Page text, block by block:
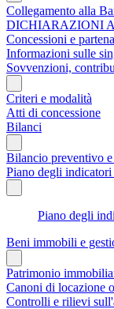
Collegamento alla
DICHIARAZIONI
Concessioni e
Informazioni sulle
Sovvenzioni,
Criteri e modalità
Atti di concessione
Bilanci
Bilancio preventivo
Piano degli
Piano degli
Beni immobili e
Patrimonio
Canoni di locazione
Controlli e rilievi